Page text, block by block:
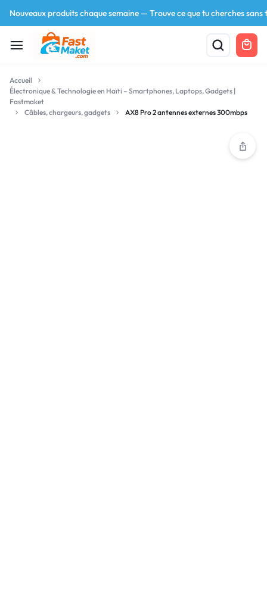
Nouveaux produits chaque semaine — Trouve ce que tu cherches sans
Accueil
Électronique & Technologie en Haïti – Smartphones, Laptops, Gadgets |
Fastmaket
Câbles, chargeurs, gadgets
AX8 Pro 2 antennes externes 300mbps